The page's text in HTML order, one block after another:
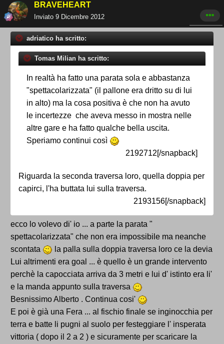
BRAVEHEART
Inviato 9 Dicembre 2012
adriatico ha scritto:
Tomas Milian ha scritto:
In realtà ha fatto una parata sola e abbastanza
"spettacolarizzata" (il pallone era dritto su di lui
in alto) ma la cosa positiva è che non ha avuto
le incertezze che aveva messo in mostra nelle
altre gare e ha fatto qualche bella uscita.
Speriamo continui così
2192712[/snapback]
Riguarda la seconda traversa loro, quella doppia per
capirci, l'ha buttata lui sulla traversa.
2193156[/snapback]
ecco lo volevo di' io ... a parte la parata "
spettacolarizzata" che non era impossibile ma neanche
scontata
la palla sulla doppia traversa loro ce la devia
Lui altrimenti era goal ... è quello è un grande intervento
perchè la capocciata arriva da 3 metri e lui d' istinto era li'
e la manda appunto sulla traversa
Besnissimo Alberto . Continua cosi'
E poi è già una Fera ... al fischio finale se inginocchia per
terra e batte li pugni al suolo per festeggiare l' insperata
vittoria ( dopo il 2 a 2 ) e sicuramente per scaricare la